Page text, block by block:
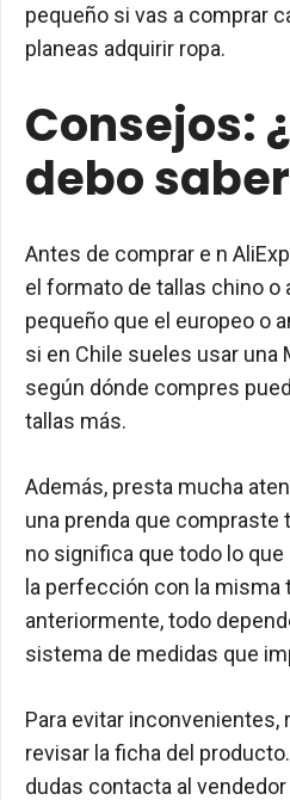
pequeño si vas a comprar
planeas adquirir ropa.
Consejos:
debo
Antes de comprar e n
el formato de tallas chino
pequeño que el europeo o
si en Chile sueles usar una
según dónde compres
tallas más.
Además, presta mucha
una prenda que compraste
no significa que todo lo
la perfección con la misma
anteriormente, todo
sistema de medidas que
Para evitar inconvenientes,
revisar la ficha del
dudas contacta al